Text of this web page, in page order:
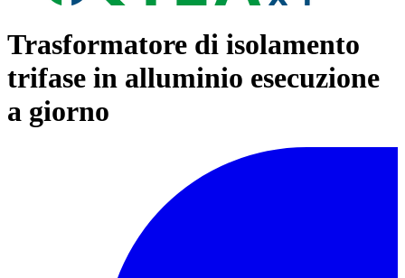
Trasformatore di isolamento
trifase in alluminio esecuzione
a giorno